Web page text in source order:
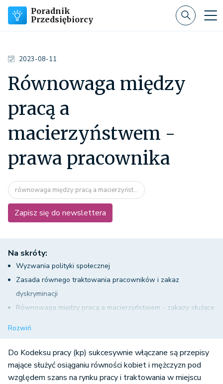
Poradnik
Przedsiębiorcy
2023-08-11
Równowaga między
pracą a
macierzyństwem -
prawa pracownika
równowaga między pracą a macierzyńst...
Zapisz się do newslettera
Na skróty:
Wyzwania polityki społecznej
Zasada równego traktowania pracowników i zakaz
dyskryminacji
Równowaga między pracą a macierzyństwem - zakazy służące
Zmiana warunków pracy pracownicy w ciąży lub karmiącej
dziecko piersią
Urlopy związane z rodzicielstwem
Rozwiń
Do Kodeksu pracy (kp) sukcesywnie włączane są przepisy
mające służyć osiąganiu równości kobiet i mężczyzn pod
względem szans na rynku pracy i traktowania w miejscu